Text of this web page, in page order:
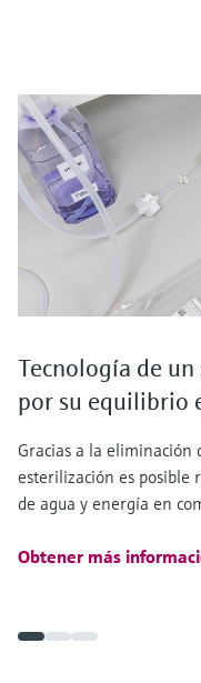
Tecnología de
por su equilibrio
Gracias a la eliminación
esterilización es posible
de agua y energía en
Obtener más